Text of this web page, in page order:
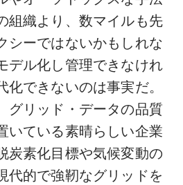
組織より、数マイルも先
シーではないかもしれな
デル化し管理できなけれ
できないのは事実だ。
グリッド・データの品質
いている素晴らしい企業
炭素化目標や気候変動の
代的で強靭なグリッドを